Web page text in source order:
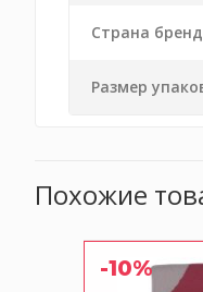
Страна
Размер
Похожие
-10%